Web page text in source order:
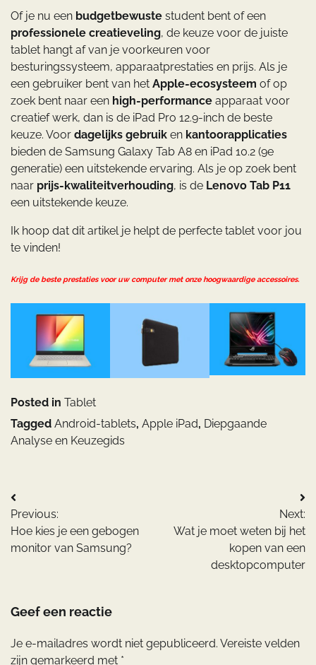
Of je nu een budgetbewuste student bent of een
professionele creatieveling, de keuze voor de juiste
tablet hangt af van je voorkeuren voor
besturingssysteem, apparaatprestaties en prijs. Als je
een gebruiker bent van het Apple-ecosysteem of op
zoek bent naar een high-performance apparaat voor
creatief werk, dan is de iPad Pro 12.9-inch de beste
keuze. Voor dagelijks gebruik en kantoorapplicaties
bieden de Samsung Galaxy Tab A8 en iPad 10.2 (9e
generatie) een uitstekende ervaring. Als je op zoek bent
naar prijs-kwaliteitverhouding, is de Lenovo Tab P11
een uitstekende keuze.
Ik hoop dat dit artikel je helpt de perfecte tablet voor jou
te vinden!
Krijg de beste prestaties voor uw computer met onze hoogwaardige accessoires.
Posted in Tablet
Tagged Android-tablets, Apple iPad, Diepgaande
Analyse en Keuzegids
Bericht
navigatie
Previous:
Hoe kies je een gebogen
monitor van Samsung?
Next:
Wat je moet weten bij het
kopen van een
desktopcomputer
Geef een reactie
Je e-mailadres wordt niet gepubliceerd. Vereiste velden
zijn gemarkeerd met *